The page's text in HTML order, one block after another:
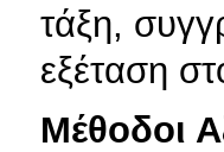
τάξη,
εξέταση
Μέθοδοι